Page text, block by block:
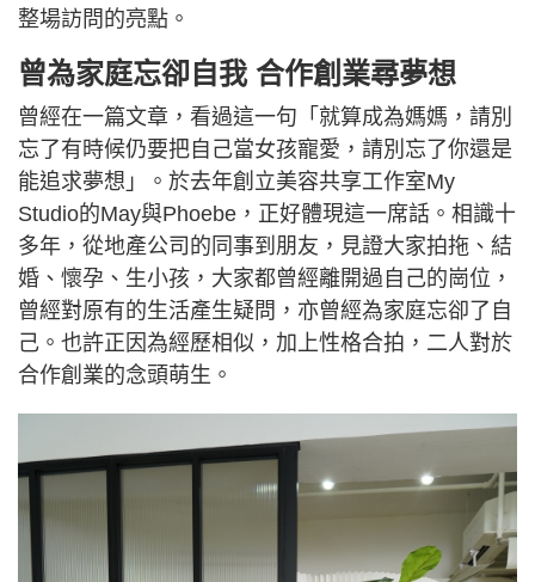
整場訪問的亮點。
曾為家庭忘卻自我 合作創業尋夢想
曾經在一篇文章，看過這一句「就算成為媽媽，請別
忘了有時候仍要把自己當女孩寵愛，請別忘了你還是
能追求夢想」。於去年創立美容共享工作室My
Studio的May與Phoebe，正好體現這一席話。相識十
多年，從地產公司的同事到朋友，見證大家拍拖、結
婚、懷孕、生小孩，大家都曾經離開過自己的崗位，
曾經對原有的生活產生疑問，亦曾經為家庭忘卻了自
己。也許正因為經歷相似，加上性格合拍，二人對於
合作創業的念頭萌生。